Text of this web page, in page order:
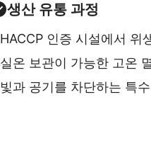
생산 유통 과정
HACCP 인증 시설에서 위
실온 보관이 가능한 고온
빛과 공기를 차단하는 특